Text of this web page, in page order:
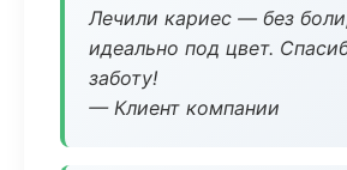
Лечили кариес — без
идеально под цвет.
заботу!
— Клиент компании